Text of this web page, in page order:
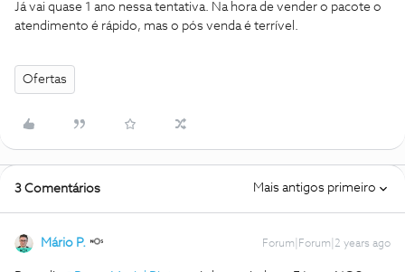
Já vai quase 1 ano nessa tentativa. Na hora de vender o pacote o
atendimento é rápido, mas o pós venda é terrível.
Ofertas
3 Comentários Mais antigos primeiro
Mário P. Forum|Forum|2 years ago